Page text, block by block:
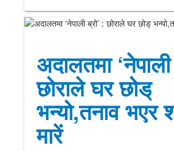
अदालतमा ‘नेपाली
छोराले घर छोड्
भन्यो,तनाव भएर
मारें